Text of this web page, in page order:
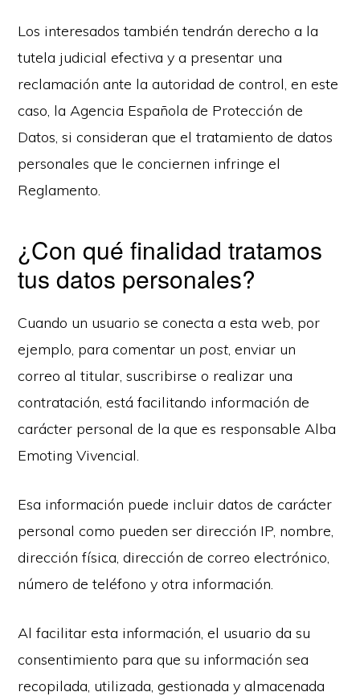
Los interesados también tendrán derecho a la
tutela judicial efectiva y a presentar una
reclamación ante la autoridad de control, en este
caso, la Agencia Española de Protección de
Datos, si consideran que el tratamiento de datos
personales que le conciernen infringe el
Reglamento.
¿Con qué finalidad tratamos
tus datos personales?
Cuando un usuario se conecta a esta web, por
ejemplo, para comentar un post, enviar un
correo al titular, suscribirse o realizar una
contratación, está facilitando información de
carácter personal de la que es responsable Alba
Emoting Vivencial.
Esa información puede incluir datos de carácter
personal como pueden ser dirección IP, nombre,
dirección física, dirección de correo electrónico,
número de teléfono y otra información.
Al facilitar esta información, el usuario da su
consentimiento para que su información sea
recopilada, utilizada, gestionada y almacenada